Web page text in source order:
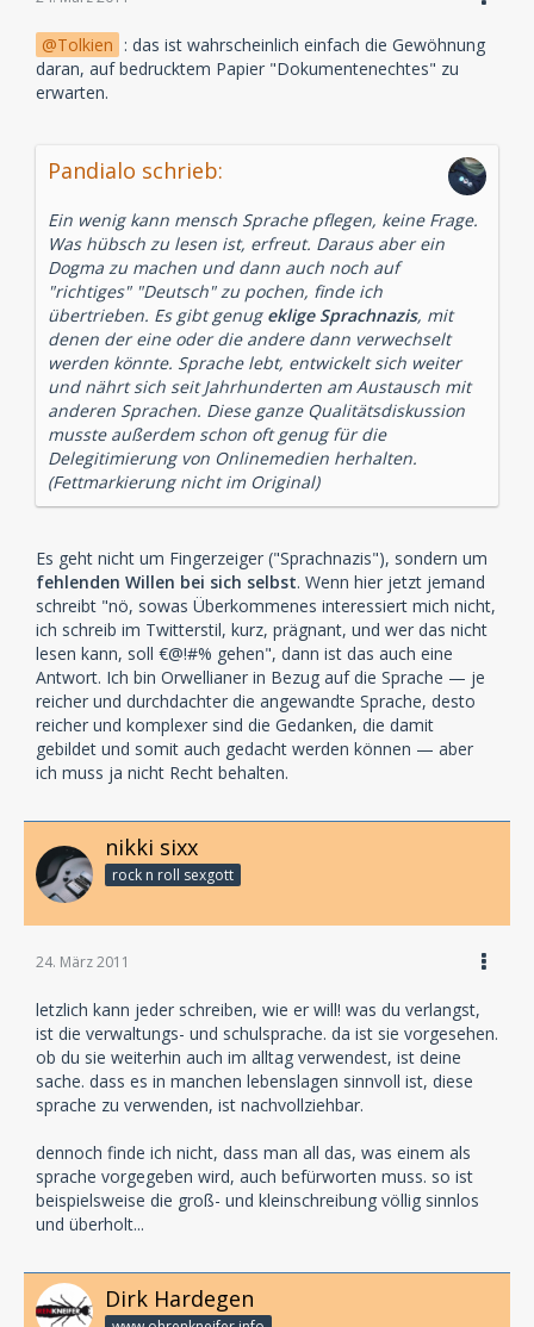
Tolkien : das ist wahrscheinlich einfach die Gewöhnung
daran, auf bedrucktem Papier "Dokumentenechtes" zu
erwarten.
Pandialo schrieb:
Ein wenig kann mensch Sprache pflegen, keine Frage.
Was hübsch zu lesen ist, erfreut. Daraus aber ein
Dogma zu machen und dann auch noch auf
"richtiges" "Deutsch" zu pochen, finde ich
übertrieben. Es gibt genug eklige Sprachnazis, mit
denen der eine oder die andere dann verwechselt
werden könnte. Sprache lebt, entwickelt sich weiter
und nährt sich seit Jahrhunderten am Austausch mit
anderen Sprachen. Diese ganze Qualitätsdiskussion
musste außerdem schon oft genug für die
Delegitimierung von Onlinemedien herhalten.
(Fettmarkierung nicht im Original)
Es geht nicht um Fingerzeiger ("Sprachnazis"), sondern um
fehlenden Willen bei sich selbst. Wenn hier jetzt jemand
schreibt "nö, sowas Überkommenes interessiert mich nicht,
ich schreib im Twitterstil, kurz, prägnant, und wer das nicht
lesen kann, soll €@!#% gehen", dann ist das auch eine
Antwort. Ich bin Orwellianer in Bezug auf die Sprache — je
reicher und durchdachter die angewandte Sprache, desto
reicher und komplexer sind die Gedanken, die damit
gebildet und somit auch gedacht werden können — aber
ich muss ja nicht Recht behalten.
nikki sixx
rock n roll sexgott
24. März 2011
letzlich kann jeder schreiben, wie er will! was du verlangst,
ist die verwaltungs- und schulsprache. da ist sie vorgesehen.
ob du sie weiterhin auch im alltag verwendest, ist deine
sache. dass es in manchen lebenslagen sinnvoll ist, diese
sprache zu verwenden, ist nachvollziehbar.
dennoch finde ich nicht, dass man all das, was einem als
sprache vorgegeben wird, auch befürworten muss. so ist
beispielsweise die groß- und kleinschreibung völlig sinnlos
und überholt...
Dirk Hardegen